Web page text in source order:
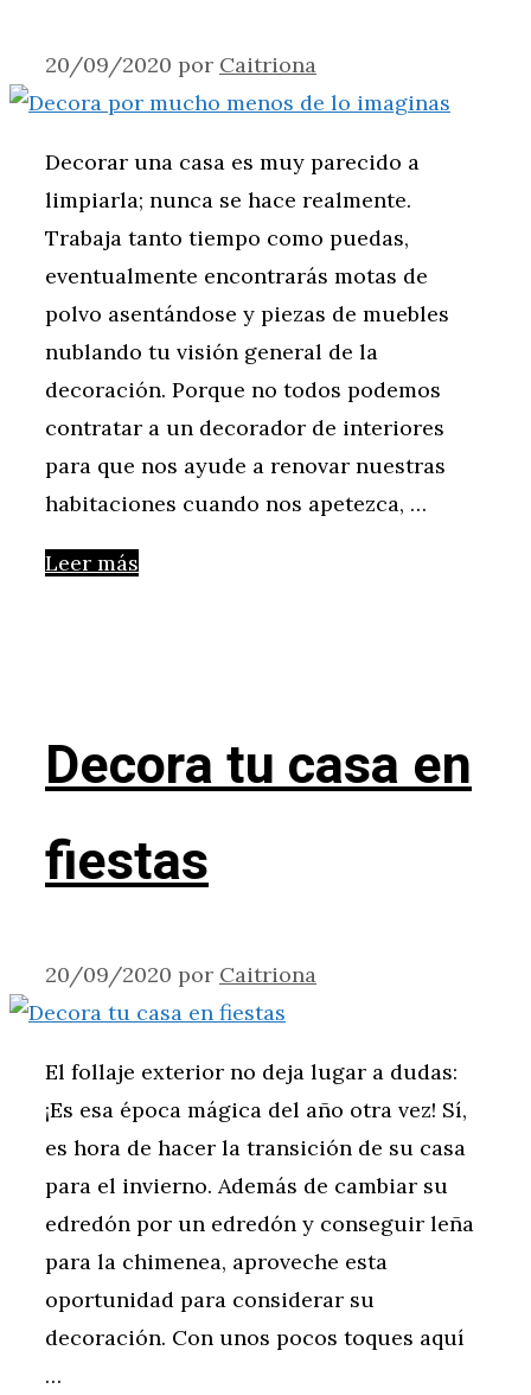
20/09/2020 por Caitriona
Decorar una casa es muy parecido a
limpiarla; nunca se hace realmente.
Trabaja tanto tiempo como puedas,
eventualmente encontrarás motas de
polvo asentándose y piezas de muebles
nublando tu visión general de la
decoración. Porque no todos podemos
contratar a un decorador de interiores
para que nos ayude a renovar nuestras
habitaciones cuando nos apetezca, …
Leer más
Decora tu casa en
fiestas
20/09/2020 por Caitriona
El follaje exterior no deja lugar a dudas:
¡Es esa época mágica del año otra vez! Sí,
es hora de hacer la transición de su casa
para el invierno. Además de cambiar su
edredón por un edredón y conseguir leña
para la chimenea, aproveche esta
oportunidad para considerar su
decoración. Con unos pocos toques aquí
…